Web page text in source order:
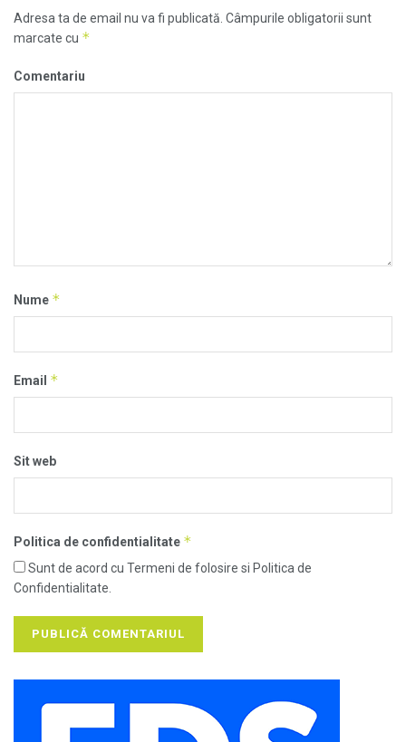
Adresa ta de email nu va fi publicată. Câmpurile obligatorii sunt
marcate cu *
Comentariu
Nume *
Email *
Sit web
Politica de confidentialitate *
Sunt de acord cu Termeni de folosire si Politica de
Confidentialitate.